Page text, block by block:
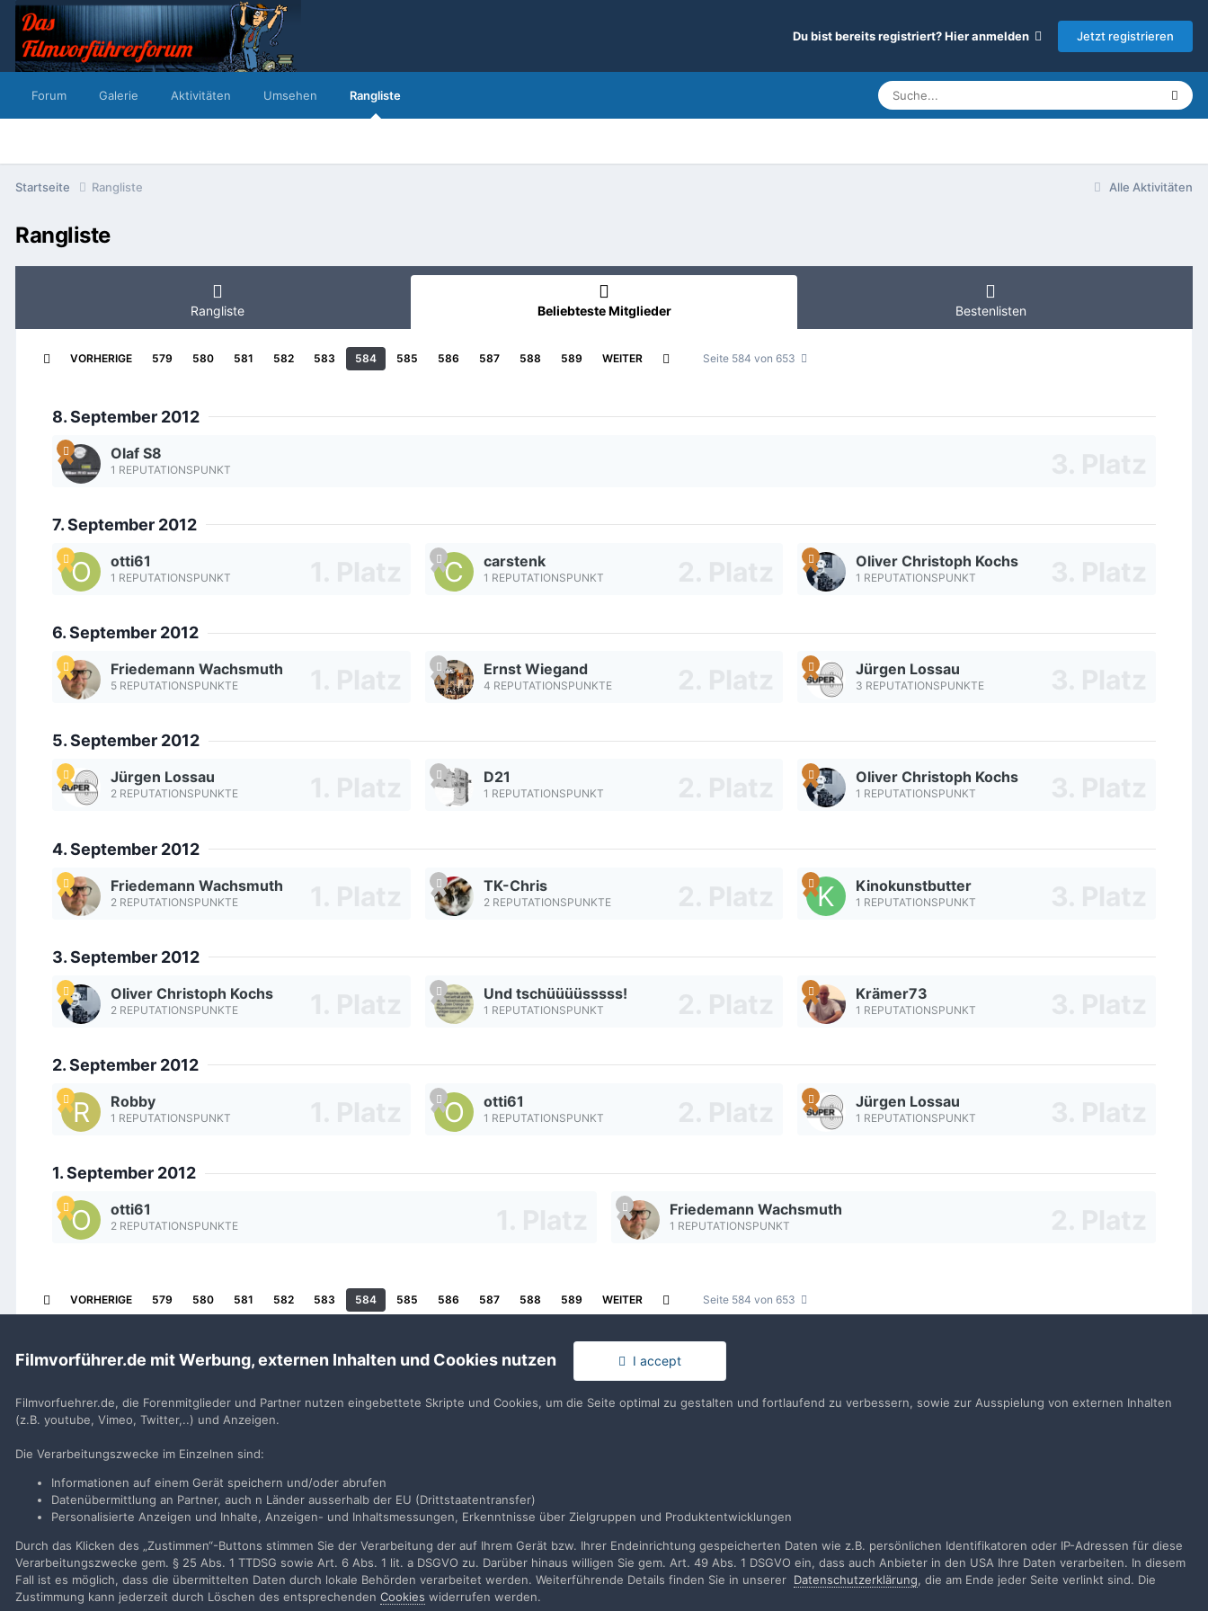
Du bist bereits registriert? Hier anmelden Jetzt registrieren
Forum Galerie Aktivitäten Umsehen Rangliste
Alle Aktivitäten
Startseite Rangliste
Rangliste
Rangliste Beliebteste Mitglieder Bestenlisten
VORHERIGE 579 580 581 582 583 584 585 586 587 588 589 WEITER Seite 584 von 653
8. September 2012
Olaf S8
1 REPUTATIONSPUNKT
7. September 2012
otti61
1 REPUTATIONSPUNKT
carstenk
1 REPUTATIONSPUNKT
Oliver Christoph Kochs
1 REPUTATIONSPUNKT
6. September 2012
Friedemann Wachsmuth
5 REPUTATIONSPUNKTE
Ernst Wiegand
4 REPUTATIONSPUNKTE
Jürgen Lossau
3 REPUTATIONSPUNKTE
5. September 2012
Jürgen Lossau
2 REPUTATIONSPUNKTE
D21
1 REPUTATIONSPUNKT
Oliver Christoph Kochs
1 REPUTATIONSPUNKT
4. September 2012
Friedemann Wachsmuth
2 REPUTATIONSPUNKTE
TK-Chris
2 REPUTATIONSPUNKTE
Kinokunstbutter
1 REPUTATIONSPUNKT
3. September 2012
Oliver Christoph Kochs
2 REPUTATIONSPUNKTE
Und tschüüüüsssss!
1 REPUTATIONSPUNKT
Krämer73
1 REPUTATIONSPUNKT
2. September 2012
Robby
1 REPUTATIONSPUNKT
otti61
1 REPUTATIONSPUNKT
Jürgen Lossau
1 REPUTATIONSPUNKT
1. September 2012
otti61
2 REPUTATIONSPUNKTE
Friedemann Wachsmuth
1 REPUTATIONSPUNKT
VORHERIGE 579 580 581 582 583 584 585 586 587 588 589 WEITER Seite 584 von 653
Startseite Rangliste
Filmvorführer.de via Google durchsuchen:
Sprache Impressum / Datenschutzerklärung
Realisierung: IN-Solution
Filmvorführer.de mit Werbung, externen Inhalten und Cookies nutzen I accept
Filmvorfuehrer.de, die Forenmitglieder und Partner nutzen eingebettete Skripte und Cookies, um die Seite optimal zu gestalten und fortlaufend zu verbessern, sowie zur Ausspielung von externen Inhalten
(z.B. youtube, Vimeo, Twitter,..) und Anzeigen.
Die Verarbeitungszwecke im Einzelnen sind:
Informationen auf einem Gerät speichern und/oder abrufen
Datenübermittlung an Partner, auch n Länder ausserhalb der EU (Drittstaatentransfer)
Personalisierte Anzeigen und Inhalte, Anzeigen- und Inhaltsmessungen, Erkenntnisse über Zielgruppen und Produktentwicklungen
Durch das Klicken des „Zustimmen“-Buttons stimmen Sie der Verarbeitung der auf Ihrem Gerät bzw. Ihrer Endeinrichtung gespeicherten Daten wie z.B. persönlichen Identifikatoren oder IP-Adressen für diese
Verarbeitungszwecke gem. § 25 Abs. 1 TTDSG sowie Art. 6 Abs. 1 lit. a DSGVO zu. Darüber hinaus willigen Sie gem. Art. 49 Abs. 1 DSGVO ein, dass auch Anbieter in den USA Ihre Daten verarbeiten. In diesem
Fall ist es möglich, dass die übermittelten Daten durch lokale Behörden verarbeitet werden. Weiterführende Details finden Sie in unserer Datenschutzerklärung, die am Ende jeder Seite verlinkt sind. Die
Zustimmung kann jederzeit durch Löschen des entsprechenden Cookies widerrufen werden.